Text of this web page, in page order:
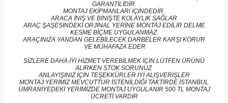
GARANTİLİDİR.
MONTAJ EKİPMANLARI İÇİNDEDİR.
ARACA İNİŞ VE BİNİŞTE KOLAYLIK SAĞLAR
ARAÇ ŞAŞESİNDEKİ ORJİNAL YERİNE MONTAJ EDİLİR DELME
KESME BİÇME UYGULANMAZ.
ARAÇINIZA YANDAN GELEBİLECEK DARBELER KARŞI KORUR
VE MUHAFAZA EDER
SİZLERE DAHA İYİ HİZMET VEREBİLMEK İÇİN LÜTFEN ÜRÜNÜ
ALIRKEN STOK SORUNUZ
ANLAYIŞINIZ İÇİN TEŞEKKÜRLER İYİ ALIŞVERİŞLER
MONTAJ YERİMİZ MEVCUTTUR İSTENİLDİĞİ TAKTİRDE İSTANBUL
ÜMRANİYEDEKİ YERİMİZDE MONTAJ UYGULANIR 500 TL MONTAJ
ÜCRETİ VARDIR